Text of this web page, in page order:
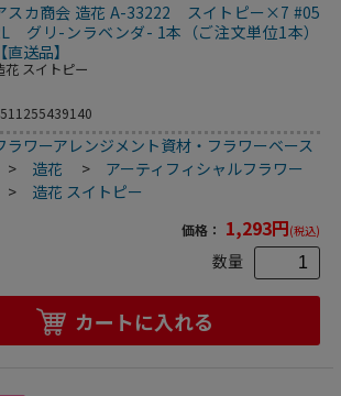
スカ商会 造花 A-33222 スイトピー×7 #05
グリ-ンラベンダ- 1本（ご注文単位1本）
【直送品】
花 スイトピー
ラワーアレンジメント資材・フラワーベース
> 造花 > アーティフィシャルフラワー
> 造花 スイトピー
価格： 1,293円(税込)
数量
カートに入れる